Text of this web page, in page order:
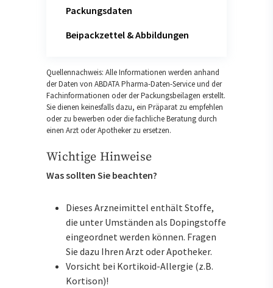
Packungsdaten
Beipackzettel & Abbildungen
Quellennachweis: Alle Informationen werden anhand
der Daten von ABDATA Pharma-Daten-Service und der
Fachinformationen oder der Packungsbeilagen erstellt.
Sie dienen keinesfalls dazu, ein Präparat zu empfehlen
oder zu bewerben oder die fachliche Beratung durch
einen Arzt oder Apotheker zu ersetzen.
Wichtige Hinweise
Was sollten Sie beachten?
Dieses Arzneimittel enthält Stoffe,
die unter Umständen als Dopingstoffe
eingeordnet werden können. Fragen
Sie dazu Ihren Arzt oder Apotheker.
Vorsicht bei Kortikoid-Allergie (z.B.
Kortison)!